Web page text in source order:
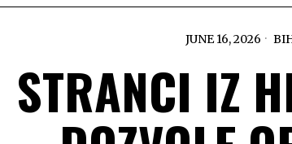
JUNE 16, 2026
STRANCI IZ